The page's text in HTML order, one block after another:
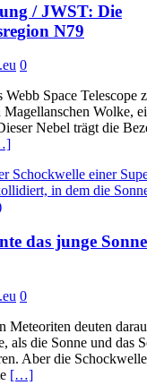
/ JWST: Die
N79
0
Webb Space Telescope
Wolke,
Nebel trägt die
das junge
0
Meteoriten deuten
als die Sonne und das
Aber die
[…]